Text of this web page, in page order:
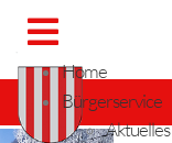
Home
Bürgerservice
Aktuelles